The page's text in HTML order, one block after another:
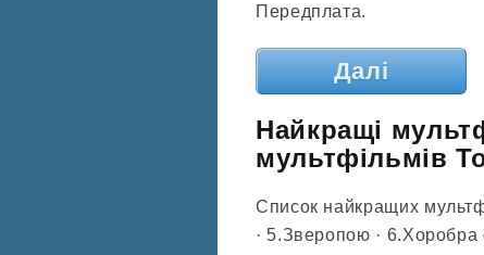
Передплата.
Далі
Найкращі
мультфільмів
Список найкращих
· 5.Зверопою · 6.Хоробра